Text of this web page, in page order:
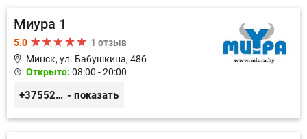
Миура 1
5.0
1 отзыв
Минск, ул. Бабушкина, 48б
Открыто: 08:00 - 20:00
+3755296691111 - показать